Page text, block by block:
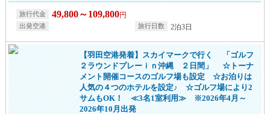
49,800～109,800円
2泊3日
【羽田空港発着】スカイマークで行く 「ゴルフ
２ラウンドプレーｉｎ沖縄 ２日間」 ☆トーナ
メント開催コースのゴルフ場も設定 ☆お泊りは
人気の４つのホテルを設定♪ ☆ゴルフ場により2
サムもOK！ ≪3名1室利用≫ ※2026年4月～
2026年10月出発